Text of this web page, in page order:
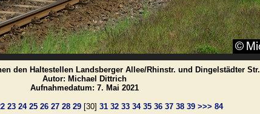
den Haltestellen Landsberger Allee/Rhinstr. und Dingelstädter Str.
Autor: Michael Dittrich
Aufnahmedatum: 7. Mai 2021
23 24 25 26 27 28 29[30] 31 32 33 34 35 36 37 38 39 >>> 84